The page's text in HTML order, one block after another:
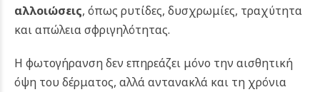
αλλοιώσεις, όπως ρυτίδες, δυσχρωμίες, τραχύτητα
και απώλεια σφριγηλότητας.
Η φωτογήρανση δεν επηρεάζει μόνο την αισθητική
όψη του δέρματος, αλλά αντανακλά και τη χρόνια